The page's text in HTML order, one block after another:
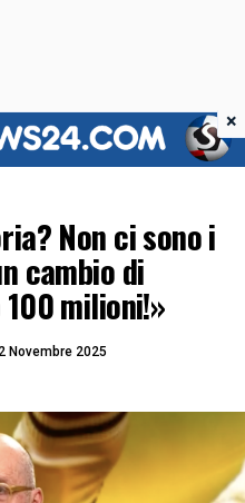
Non ci sono i
cambio di
milioni!»
Novembre 2025
×